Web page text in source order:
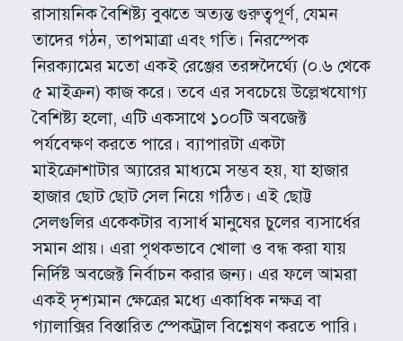
রাসায়নিক বৈশিষ্ট্য বুঝতে অত্যন্ত গুরুত্বপূর্ণ, যেমন
তাদের গঠন, তাপমাত্রা এবং গতি। নিরস্পেক
নিরক্যামের মতো একই রেঞ্জের তরঙ্গদৈর্ঘ্যে (০.৬ থেকে
৫ মাইক্রন) কাজ করে। তবে এর সবচেয়ে উল্লেখযোগ্য
বৈশিষ্ট্য হলো, এটি একসাথে ১০০টি অবজেক্ট
পর্যবেক্ষণ করতে পারে। ব্যাপারটা একটা
মাইক্রোশাটার অ্যারের মাধ্যমে সম্ভব হয়, যা হাজার
হাজার ছোট ছোট সেল নিয়ে গঠিত। এই ছোট্ট
সেলগুলির একেকটার ব্যসার্ধ মানুষের চুলের ব্যসার্ধের
সমান প্রায়। এরা পৃথকভাবে খোলা ও বন্ধ করা যায়
নির্দিষ্ট অবজেক্ট নির্বাচন করার জন্য। এর ফলে আমরা
একই দৃশ্যমান ক্ষেত্রের মধ্যে একাধিক নক্ষত্র বা
গ্যালাক্সির বিস্তারিত স্পেকট্রাল বিশ্লেষণ করতে পারি।